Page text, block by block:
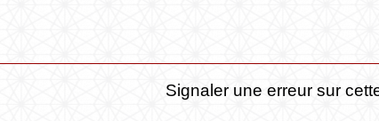
Signaler une erreur sur